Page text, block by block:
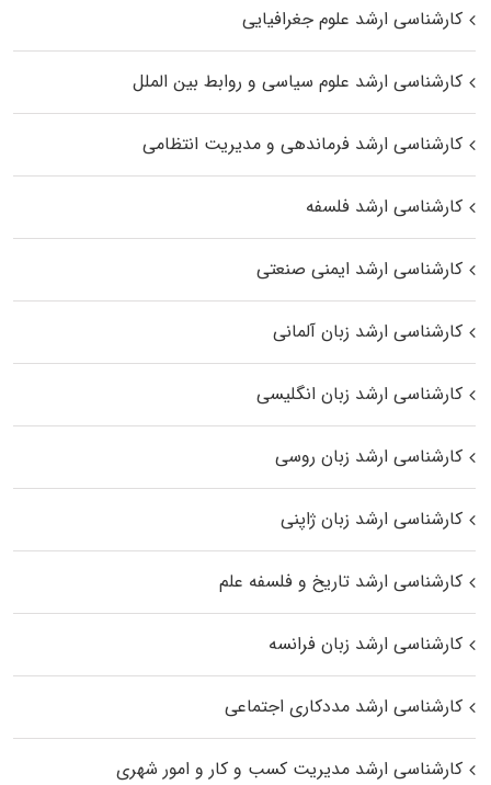
کارشناسی ارشد علوم جغرافیایی
کارشناسی ارشد علوم سیاسی و روابط بین الملل
کارشناسی ارشد فرماندهی و مدیریت انتظامی
کارشناسی ارشد فلسفه
کارشناسی ارشد ایمنی صنعتی
کارشناسی ارشد زبان آلمانی
کارشناسی ارشد زبان انگلیسی
کارشناسی ارشد زبان روسی
کارشناسی ارشد زبان ژاپنی
کارشناسی ارشد تاریخ و فلسفه علم
کارشناسی ارشد زبان فرانسه
کارشناسی ارشد مددکاری اجتماعی
کارشناسی ارشد مدیریت کسب و کار و امور شهری